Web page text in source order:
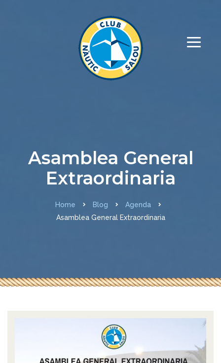
Asamblea General
Extraordinaria
Home Blog
Agenda
Asamblea General Extraordinaria